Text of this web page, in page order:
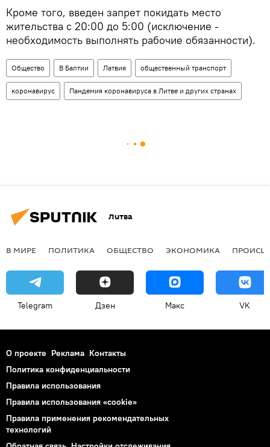
Кроме того, введен запрет покидать место
жительства с 20:00 до 5:00 (исключение -
необходимость выполнять рабочие обязанности).
Общество В Балтии Латвия общественный транспорт
коронавирус Пандемия коронавируса в Литве и других странах
Литва
В МИРЕ ПОЛИТИКА ОБЩЕСТВО ЭКОНОМИКА
Telegram Дзен Макс VK
О проекте Реклама Контакты
Политика конфиденциальности
Правила использования
Правила использования «cookie»
Правила применения рекомендательных
технологий